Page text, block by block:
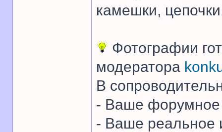
камешки,
Фотографии
модератора
В
- Ваше форумное
- Ваше